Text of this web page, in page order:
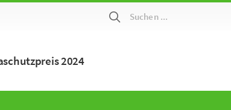
Suchen ...
2024